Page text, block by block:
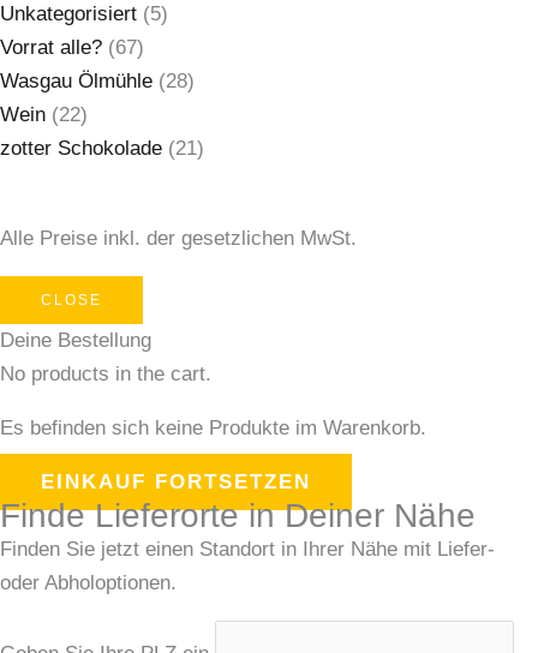
Unkategorisiert (5)
Vorrat alle? (67)
Wasgau Ölmühle (28)
Wein (22)
zotter Schokolade (21)
Alle Preise inkl. der gesetzlichen MwSt.
CLOSE
Deine Bestellung
No products in the cart.
Es befinden sich keine Produkte im Warenkorb.
EINKAUF FORTSETZEN
Finde Lieferorte in Deiner Nähe
Finden Sie jetzt einen Standort in Ihrer Nähe mit Liefer-
oder Abholoptionen.